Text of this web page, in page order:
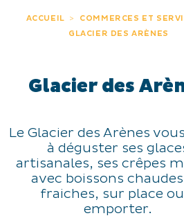
ACCUEIL
COMMERCES ET
GLACIER DES ARÈNES
Glacier des
Le Glacier des Arènes
à déguster ses
artisanales, ses crêpes
avec boissons
fraiches, sur place
emporter.